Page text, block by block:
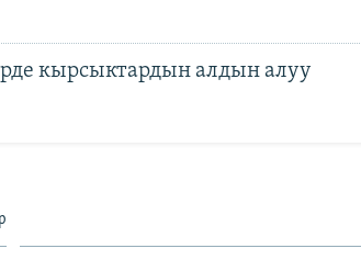
кырсыктардын алдын алуу